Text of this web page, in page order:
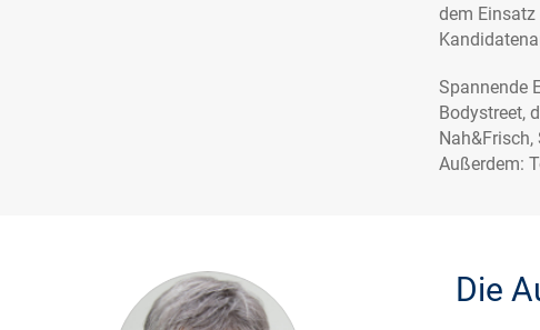
dem
Spannende
Bodystreet,
Nah&Frisch,
Außerdem:
Die